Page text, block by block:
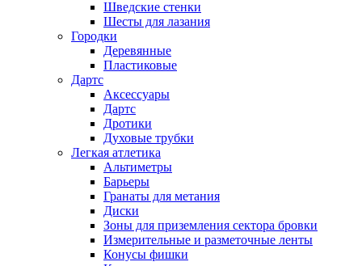
Шведские стенки
Шесты для лазания
Городки
Деревянные
Пластиковые
Дартс
Аксессуары
Дартс
Дротики
Духовые трубки
Легкая атлетика
Альтиметры
Барьеры
Гранаты для метания
Диски
Зоны для приземления сектора бровки
Измерительные и разметочные ленты
Конусы фишки